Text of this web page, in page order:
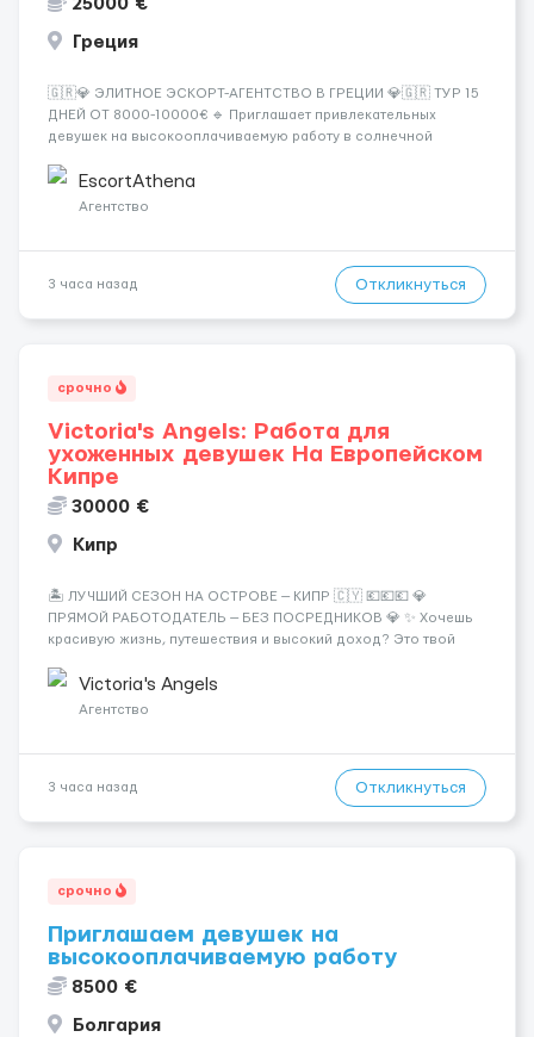
25000 €
Греция
🇬🇷💎 ЭЛИТНОЕ ЭСКОРТ-АГЕНТСТВО В ГРЕЦИИ 💎🇬🇷 ТУР 15
ДНЕЙ ОТ 8000-10000€ 🔹 Приглашает привлекательных
девушек на высокооплачиваемую работу в солнечной
хорошие деньги 💶 — это предложение для тебя! 🔹
Требования: ✔️ Возраст от ...
EscortAthena
Агентство
3 часа назад Откликнуться
срочно
Victoria's Angels: Работа для
ухоженных девушек На Европейском
Кипре
30000 €
Кипр
🏝️ ЛУЧШИЙ СЕЗОН НА ОСТРОВЕ — КИПР 🇨🇾 💶💶💶 💎
ПРЯМОЙ РАБОТОДАТЕЛЬ — БЕЗ ПОСРЕДНИКОВ 💎 ✨ Хочешь
красивую жизнь, путешествия и высокий доход? Это твой
Опытная команда с годами практики — Стабильный поток
клиентов (без ...
Victoria's Angels
Агентство
3 часа назад Откликнуться
срочно
Приглашаем девушек на
высокооплачиваемую работу
8500 €
Болгария